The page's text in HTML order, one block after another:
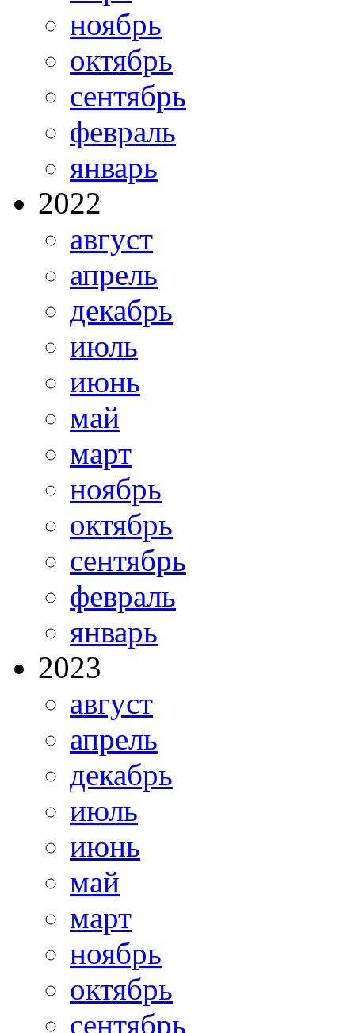
ноябрь
октябрь
сентябрь
февраль
январь
2022
август
апрель
декабрь
июль
июнь
май
март
ноябрь
октябрь
сентябрь
февраль
январь
2023
август
апрель
декабрь
июль
июнь
май
март
ноябрь
октябрь
сентябрь